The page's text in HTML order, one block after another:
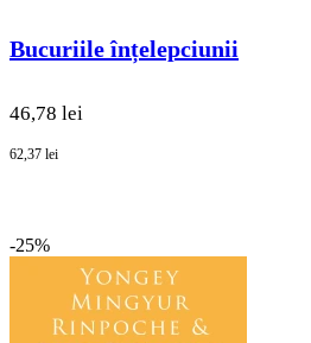
Bucuriile înțelepciunii
46,78 lei
62,37 lei
-25%